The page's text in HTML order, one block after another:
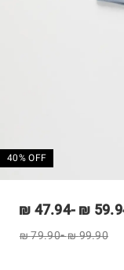
40% OFF
-
47.94 ₪
99.90 ₪
-
79.90 ₪